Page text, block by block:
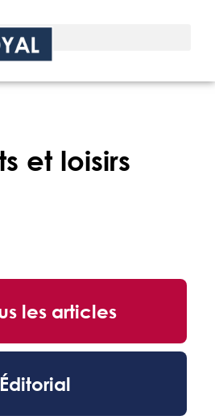
et loisirs
les articles
Éditorial